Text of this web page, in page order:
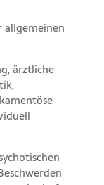
allgemeinen
ärztliche